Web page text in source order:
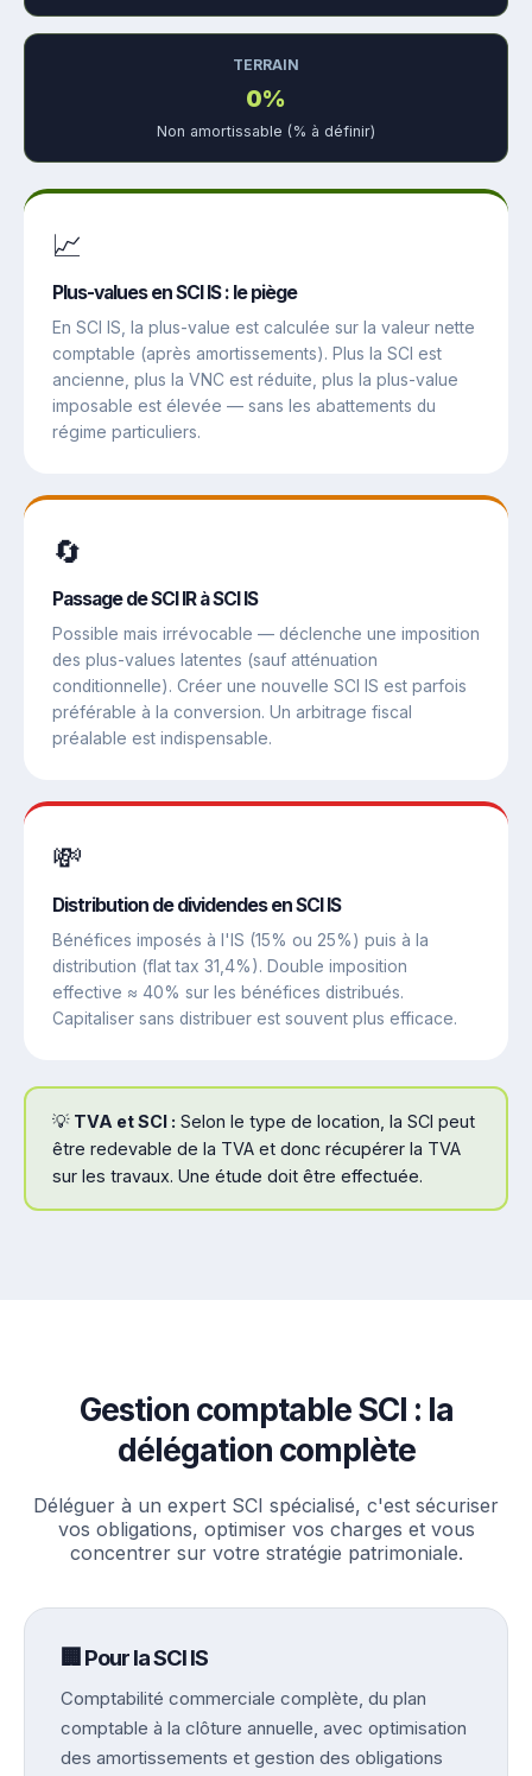
TERRAIN
0%
Non amortissable (% à définir)
📈
Plus-values en SCI IS : le piège
En SCI IS, la plus-value est calculée sur la valeur nette
comptable (après amortissements). Plus la SCI est
ancienne, plus la VNC est réduite, plus la plus-value
imposable est élevée — sans les abattements du
régime particuliers.
🔄
Passage de SCI IR à SCI IS
Possible mais irrévocable — déclenche une imposition
des plus-values latentes (sauf atténuation
conditionnelle). Créer une nouvelle SCI IS est parfois
préférable à la conversion. Un arbitrage fiscal
préalable est indispensable.
💸
Distribution de dividendes en SCI IS
Bénéfices imposés à l'IS (15% ou 25%) puis à la
distribution (flat tax 31,4%). Double imposition
effective ≈ 40% sur les bénéfices distribués.
Capitaliser sans distribuer est souvent plus efficace.
💡 TVA et SCI : Selon le type de location, la SCI peut
être redevable de la TVA et donc récupérer la TVA
sur les travaux. Une étude doit être effectuée.
Gestion comptable SCI : la
délégation complète
Déléguer à un expert SCI spécialisé, c'est sécuriser
vos obligations, optimiser vos charges et vous
concentrer sur votre stratégie patrimoniale.
🏢 Pour la SCI IS
Comptabilité commerciale complète, du plan
comptable à la clôture annuelle, avec optimisation
des amortissements et gestion des obligations